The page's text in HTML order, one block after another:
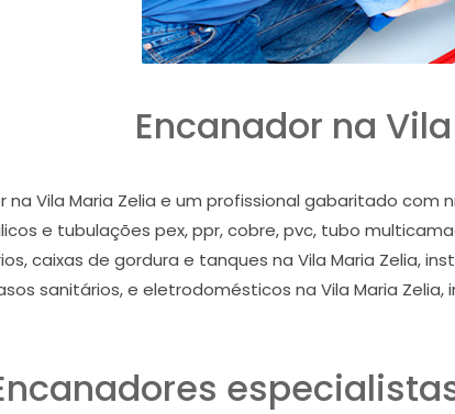
Encanador na
na Vila Maria Zelia e um profissional gabaritado
e tubulações pex, ppr, cobre, pvc, tubo
caixas de gordura e tanques na Vila Maria Zelia,
sanitários, e eletrodomésticos na Vila Maria